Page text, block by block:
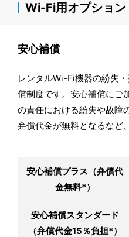
Wi-Fi用オプション
安心補償
レンタルWi-Fi機器の紛失
償制度です。安心補償にご
の責任における紛失や故障
弁償代金が無料となるなど
安心補償プラス （弁償代
金無料*）
安心補償スタンダード
（弁償代金15％負担*）